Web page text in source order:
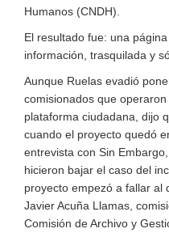
Humanos (CNDH).
El resultado fue: una
información, trasquilada y
Aunque Ruelas evadió
comisionados que
plataforma ciudadana, dijo
cuando el proyecto quedó
entrevista con Sin
hicieron bajar el caso del
proyecto empezó a fallar al
Javier Acuña Llamas,
Comisión de Archivo y